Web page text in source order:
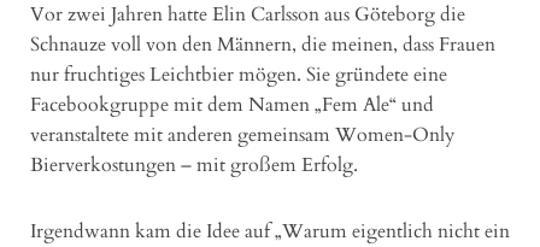
Vor zwei Jahren hatte Elin Carlsson aus Göteborg die
Schnauze voll von den Männern, die meinen, dass Frauen
nur fruchtiges Leichtbier mögen. Sie gründete eine
Facebookgruppe mit dem Namen „Fem Ale“ und
veranstaltete mit anderen gemeinsam Women-Only
Bierverkostungen – mit großem Erfolg.
Irgendwann kam die Idee auf „Warum eigentlich nicht ein